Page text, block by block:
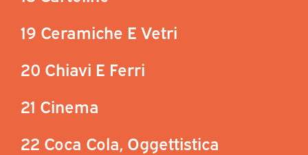
19 Ceramiche E Vetri
20 Chiavi E Ferri
21 Cinema
22 Coca Cola, Oggettistica